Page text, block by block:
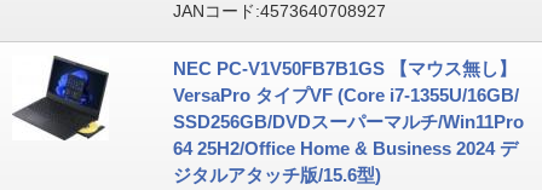
JANコード:4573640708927
NEC PC-V1V50FB7B1GS 【マウス無し】
VersaPro タイプVF (Core i7-1355U/16GB/
SSD256GB/DVDスーパーマルチ/Win11Pro
64 25H2/Office Home & Business 2024 デ
ジタルアタッチ版/15.6型)